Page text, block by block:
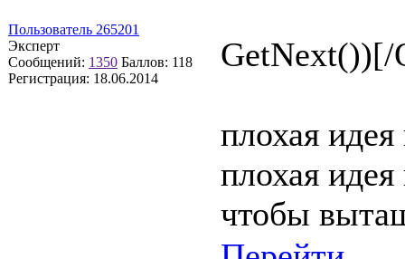
Пользователь 265201
Эксперт
Сообщений: 1350 Баллов: 118
Регистрация: 18.06.2014
GetNext())[/
плохая
плохая
чтобы